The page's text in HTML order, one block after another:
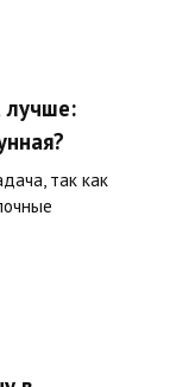
лучше:
так как